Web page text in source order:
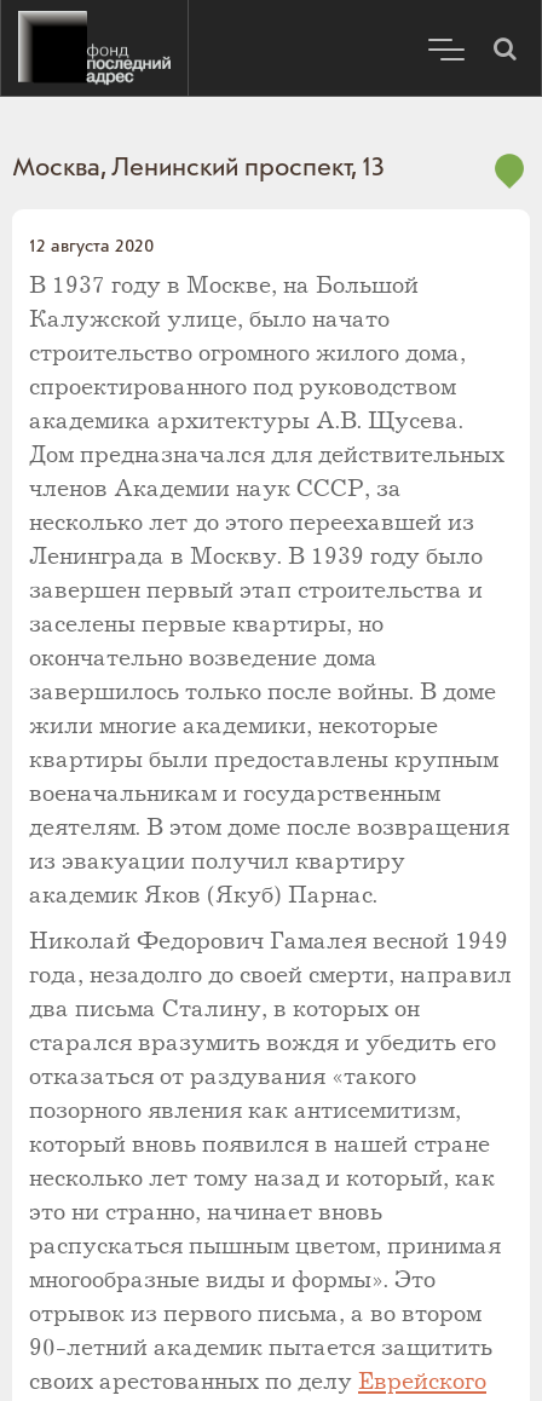
Москва, Ленинский проспект, 13
12 августа 2020
В 1937 году в Москве, на Большой
Калужской улице, было начато
строительство огромного жилого дома,
спроектированного под руководством
академика архитектуры А.В. Щусева.
Дом предназначался для действительных
членов Академии наук СССР, за
несколько лет до этого переехавшей из
Ленинграда в Москву. В 1939 году было
завершен первый этап строительства и
заселены первые квартиры, но
окончательно возведение дома
завершилось только после войны. В доме
жили многие академики, некоторые
квартиры были предоставлены крупным
военачальникам и государственным
деятелям. В этом доме после возвращения
из эвакуации получил квартиру
академик Яков (Якуб) Парнас.
Николай Федорович Гамалея весной 1949
года, незадолго до своей смерти, направил
два письма Сталину, в которых он
старался вразумить вождя и убедить его
отказаться от раздувания «такого
позорного явления как антисемитизм,
который вновь появился в нашей стране
несколько лет тому назад и который, как
это ни странно, начинает вновь
распускаться пышным цветом, принимая
многообразные виды и формы». Это
отрывок из первого письма, а во втором
90-летний академик пытается защитить
своих арестованных по делу Еврейского